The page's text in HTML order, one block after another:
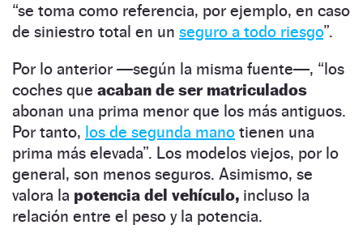
“se toma como referencia, por ejemplo, en caso
de siniestro total en un seguro a todo riesgo”.
Por lo anterior —según la misma fuente—, “los
coches que acaban de ser matriculados
abonan una prima menor que los más antiguos.
Por tanto, los de segunda mano tienen una
prima más elevada”. Los modelos viejos, por lo
general, son menos seguros. Asimismo, se
valora la potencia del vehículo, incluso la
relación entre el peso y la potencia.